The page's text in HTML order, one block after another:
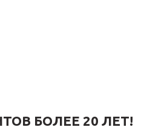
БОЛЕЕ 20 ЛЕТ!